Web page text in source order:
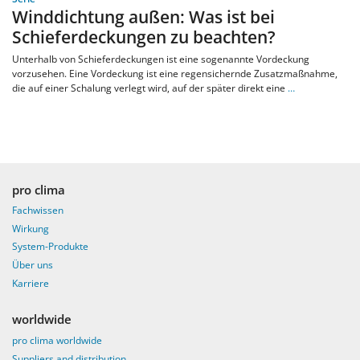
Winddichtung außen: Was ist bei
Schieferdeckungen zu beachten?
Unterhalb von Schieferdeckungen ist eine sogenannte Vordeckung
vorzusehen. Eine Vordeckung ist eine regen­sichernde Zusatzmaßnahme,
die auf einer Schalung verlegt wird, auf der später direkt eine …
pro clima
Fachwissen
Wirkung
System-Produkte
Über uns
Karriere
worldwide
pro clima worldwide